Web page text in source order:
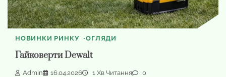
НОВИНКИ РИНКУ ОГЛЯДИ
Гайковерти Dewalt
Admin 16.04.2026 1 Хв Читання 0